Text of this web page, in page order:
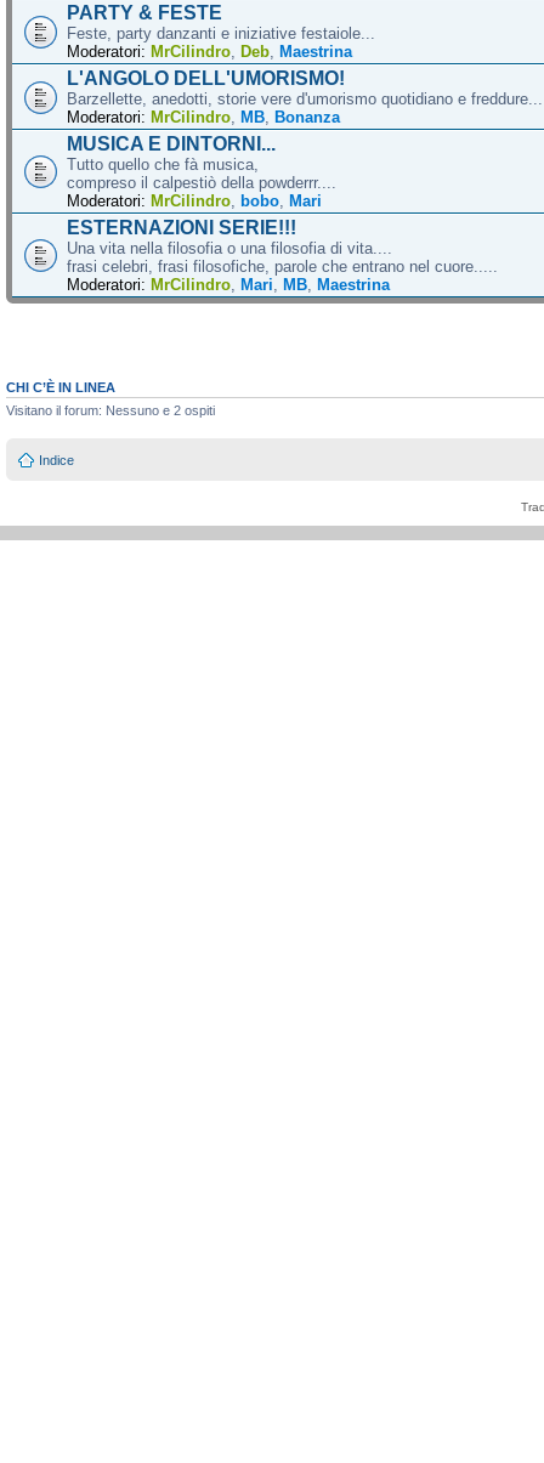
PARTY & FESTE
Feste, party danzanti e iniziative festaiole...
Moderatori: MrCilindro, Deb, Maestrina
L'ANGOLO DELL'UMORISMO!
Barzellette, anedotti, storie vere d'umorismo quotidiano e
Moderatori: MrCilindro, MB, Bonanza
MUSICA E DINTORNI...
Tutto quello che fà musica,
compreso il calpestiò della powderrr....
Moderatori: MrCilindro, bobo, Mari
ESTERNAZIONI SERIE!!!
Una vita nella filosofia o una filosofia di vita....
frasi celebri, frasi filosofiche, parole che entrano nel cuore.....
Moderatori: MrCilindro, Mari, MB, Maestrina
CHI C’È IN LINEA
Visitano il forum: Nessuno e 2 ospiti
Indice